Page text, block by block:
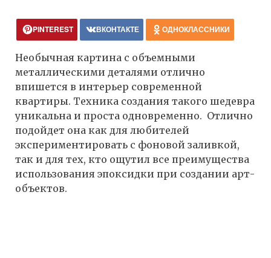
PINTEREST ВКОНТАКТЕ ОДНОКЛАССНИКИ
Необычная картина с объемными
металлическими деталями отлично
впишется в интерьер современной
квартиры. Техника создания такого шедевра
уникальна и проста одновременно. Отлично
подойдет она как для любителей
экспериментировать с фоновой заливкой,
так и для тех, кто ощутил все преимущества
использования эпоксидки при создании арт-
объектов.